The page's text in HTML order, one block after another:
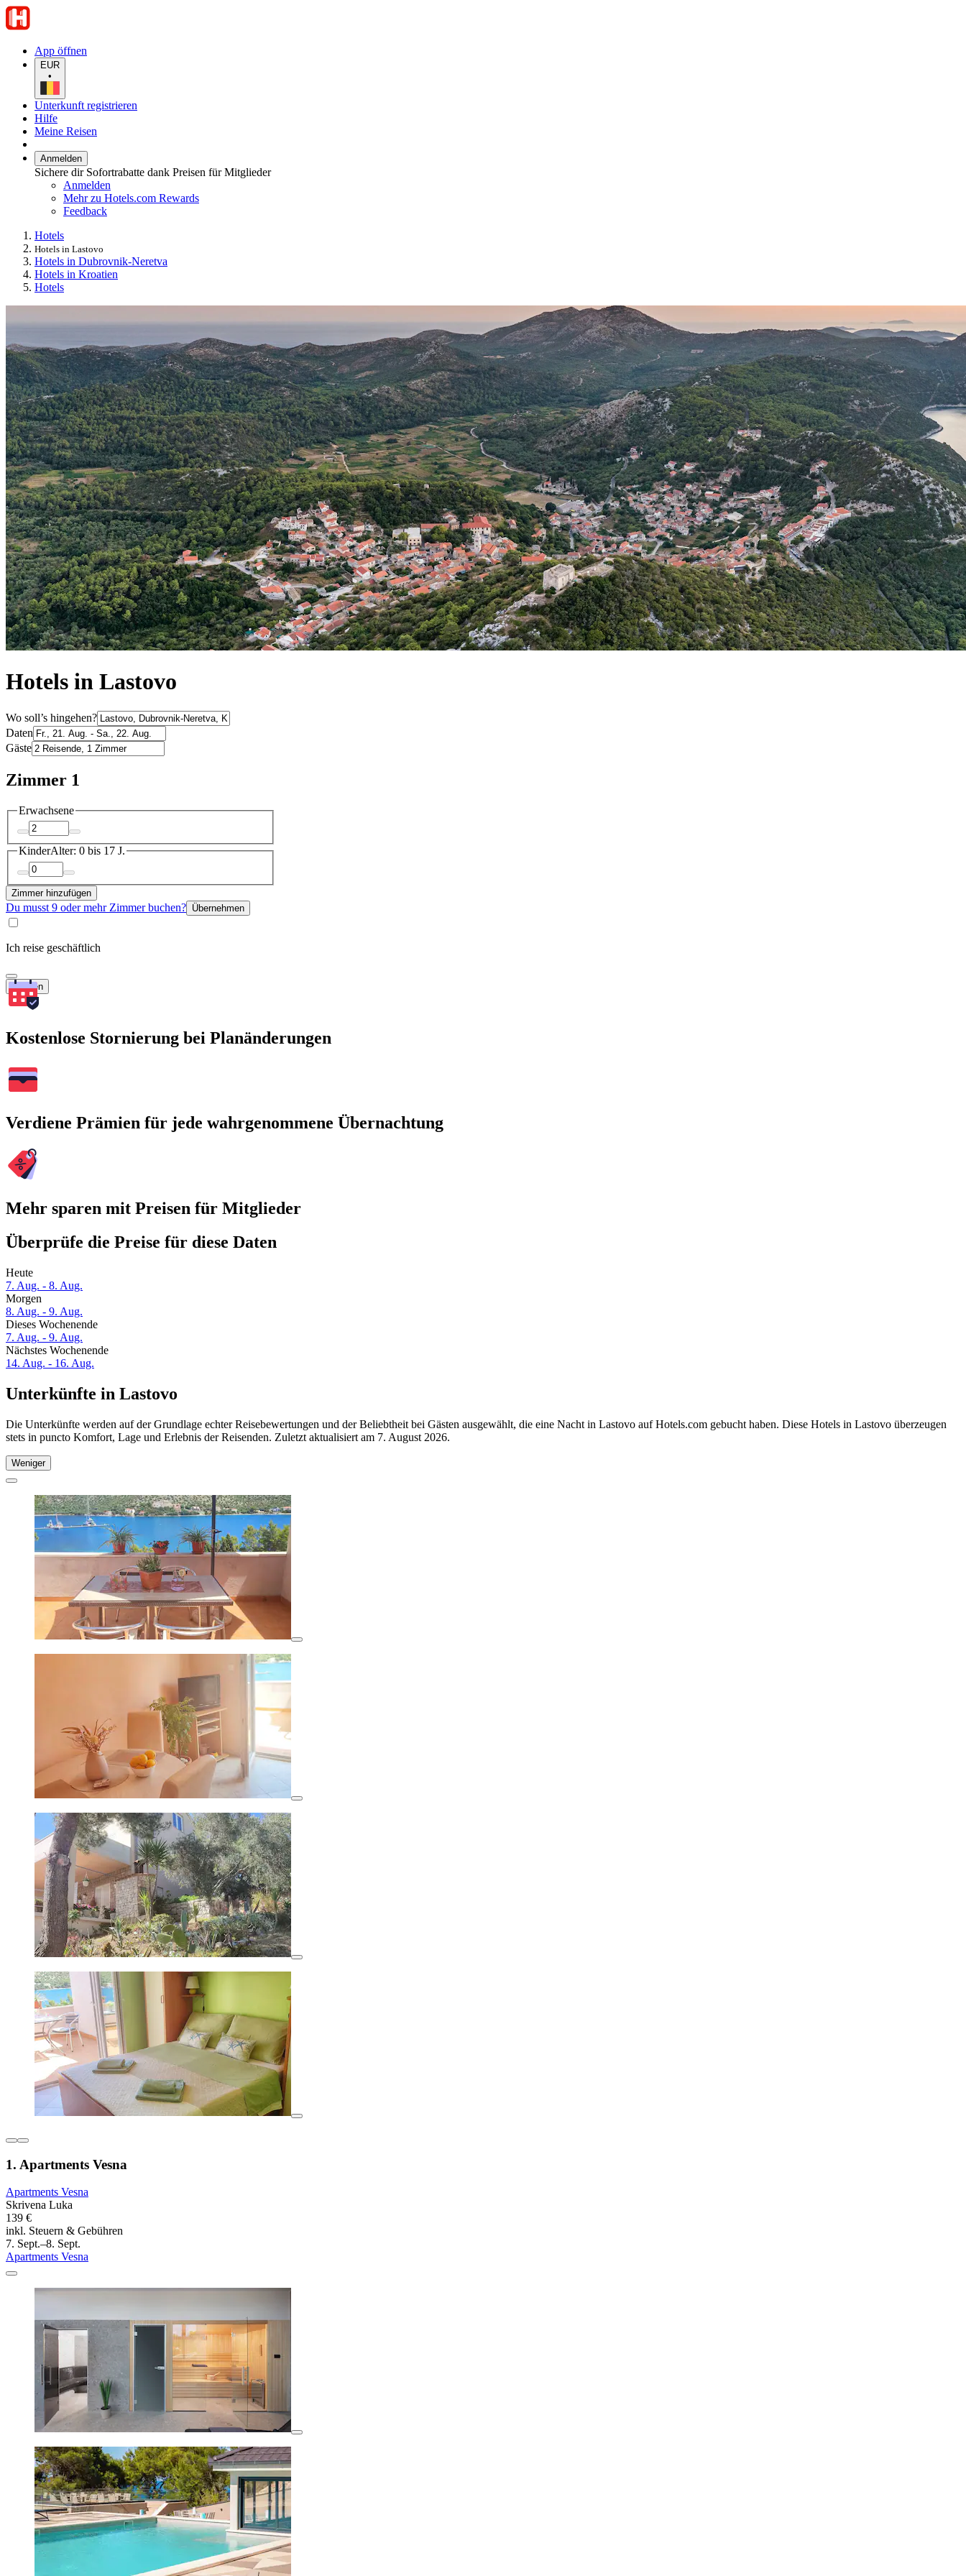
App öffnen
EUR
•
Unterkunft registrieren
Hilfe
Meine Reisen
Anmelden
Sichere dir Sofortrabatte dank Preisen für Mitglieder
Anmelden
Mehr zu Hotels.com Rewards
Feedback
Hotels
Hotels in Lastovo
Hotels in Dubrovnik-Neretva
Hotels in Kroatien
Hotels
Hotels in Lastovo
Wo soll’s hingehen?
Daten
Gäste
Zimmer 1
Erwachsene
KinderAlter: 0 bis 17 J.
Zimmer hinzufügen
Du musst 9 oder mehr Zimmer buchen? Übernehmen
Ich reise geschäftlich
Suchen
Kostenlose Stornierung bei Planänderungen
Verdiene Prämien für jede wahrgenommene Übernachtung
Mehr sparen mit Preisen für Mitglieder
Überprüfe die Preise für diese Daten
Heute
7. Aug. - 8. Aug.
Morgen
8. Aug. - 9. Aug.
Dieses Wochenende
7. Aug. - 9. Aug.
Nächstes Wochenende
14. Aug. - 16. Aug.
Unterkünfte in Lastovo
Die Unterkünfte werden auf der Grundlage echter Reisebewertungen und der Beliebtheit bei Gästen ausgewählt, die eine Nacht in Lastovo auf Hotels.com gebucht haben. Diese Hotels in Lastovo überzeugen
stets in puncto Komfort, Lage und Erlebnis der Reisenden. Zuletzt aktualisiert am 7. August 2026.
Weniger
1. Apartments Vesna
Apartments Vesna
Skrivena Luka
139 €
inkl. Steuern & Gebühren
7. Sept.–8. Sept.
Apartments Vesna